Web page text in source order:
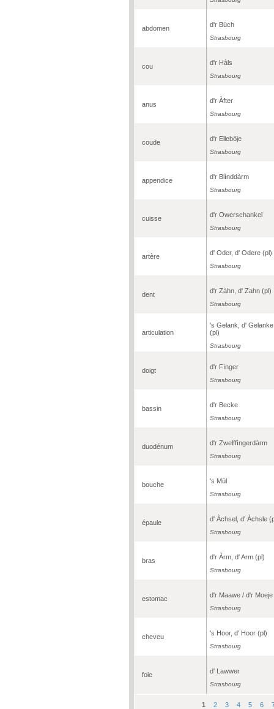
abdomen d'r Büch
Strasbourg
cou d'r Hàls
Strasbourg
anus d'r Àfter
Strasbourg
coude d'r Elleböje
Strasbourg
appendice d'r Blìnddàrm
Strasbourg
cuisse d'r Owerschankel
Strasbourg
artère d' Oder, d' Odere (pl)
Strasbourg
dent d'r Zàhn, d' Zahn (pl)
Strasbourg
articulation
's Gelank, d' Gelanke
(pl)
Strasbourg
doigt d'r Fìnger
Strasbourg
bassin d'r Becke
Strasbourg
duodénum d'r Zwelffìngerdàrm
Strasbourg
bouche 's Mül
Strasbourg
épaule d' Àchsel, d' Àchsle
Strasbourg
bras d'r Àrm, d' Arm (pl)
Strasbourg
estomac d'r Maawe / d'r Moeje
Strasbourg
cheveu 's Hoor, d' Hoor (pl)
Strasbourg
foie d' Lawwer
Strasbourg
1 2 3 4 5 6